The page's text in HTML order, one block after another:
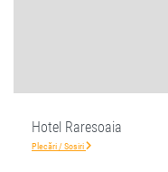
Hotel Raresoaia
Plecări / Sosiri